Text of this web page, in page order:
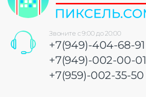
Звоните с 9:00 до 20:00
+7(949)-404-68-91
+7(949)-002-00-01
+7(959)-002-35-50